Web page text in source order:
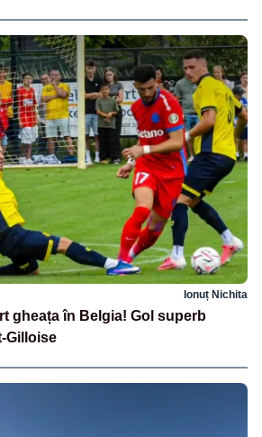
Ionuț Nichita
gheața în Belgia! Gol superb
Gilloise